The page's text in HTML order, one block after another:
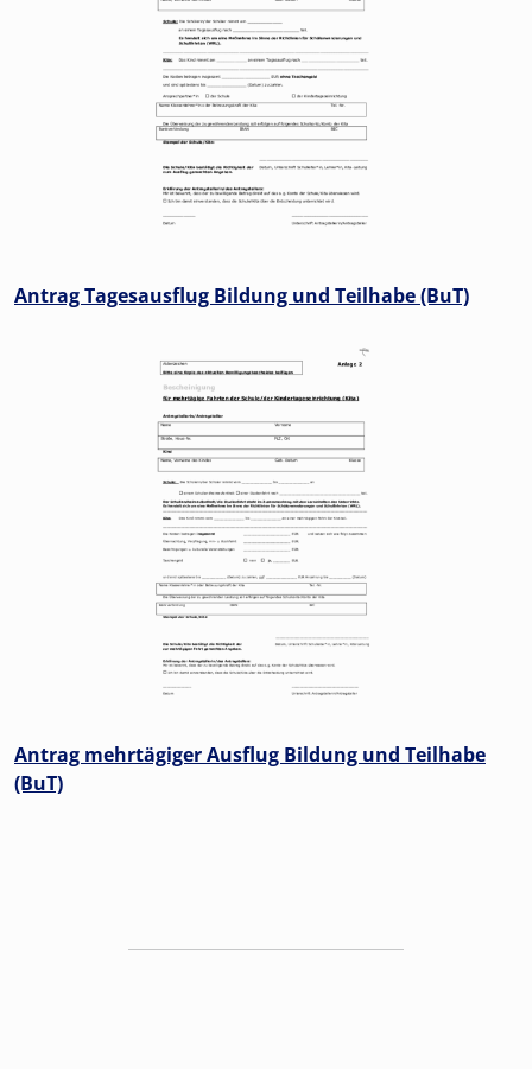
Antrag Tagesausflug Bildung und Teilhabe (BuT)
Antrag mehrtägiger Ausflug Bildung und Teilhabe
(BuT)